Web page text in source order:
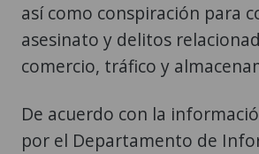
así como conspiración para
asesinato y delitos
comercio, tráfico y
De acuerdo con la
por el Departamento de